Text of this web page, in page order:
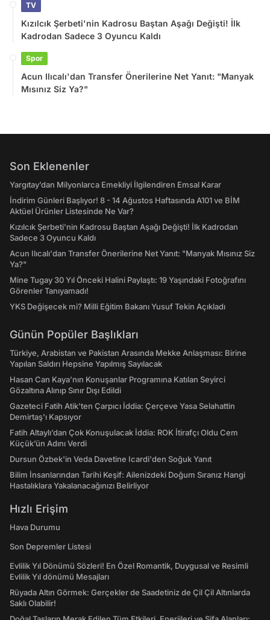
TV
Kızılcık Şerbeti'nin Kadrosu Baştan Aşağı Değişti! İlk
Kadrodan Sadece 3 Oyuncu Kaldı
Spor
Acun Ilıcalı'dan Transfer Önerilerine Net Yanıt: "Manyak
Mısınız Siz Ya?"
Son Eklenenler
Yargıtay’dan Milyonlarca Emekliyi İlgilendiren Emsal Karar
İndirim Günleri Başlıyor! 8 - 14 Ağustos Haftasında A101 ve BİM
Aktüel Ürünler Listesinde Ne Var?
Kızılcık Şerbeti'nin Kadrosu Baştan Aşağı Değişti! İlk Kadrodan
Sadece 3 Oyuncu Kaldı
Acun Ilıcalı'dan Transfer Önerilerine Net Yanıt: "Manyak Mısınız Siz
Ya?"
Mine Tugay 30 Yıl Önceki Halini Paylaştı: 19 Yaşındaki Fotoğrafını
Görenler Tanıyamadı!
YKS Değişecek mi? Milli Eğitim Bakanı Yusuf Tekin Açıkladı
Günün Popüler Başlıkları
Türkiye, Arabistan ve Pakistan Arasında Mekke Anlaşması: Birine
Yapılan Saldırı Hepsine Yapılmış Sayılacak
Hasan Can Kaya’nın Konuşanlar Programına Katılan Seyirci
Gözaltına Alınıp Sınır Dışı Edildi
Gazeteci Fatih Atik'ten Çarpıcı İddia: Çerçeve Yasa Selahattin
Demirtaş'ı Kapsıyor
Fatih Altaylı’dan Çok Konuşulacak İddia: ROK İtirafçı Oldu Cem
Küçük’ün Adını Verdi
Dursun Özbek'in Veda Davetine Icardi'den Soğuk Yanıt
Bilim İnsanlarından Tarihi Keşif: Ailenizdeki Doğum Sıranız Hangi
Hastalıklara Yakalanacağınızı Belirliyor
Hızlı Erişim
Hava Durumu
Son Depremler Listesi
Evlilik Yıl Dönümü Sözleri! En Özel Romantik, Duygusal ve Resimli
Evlilik Yıl dönümü Mesajları
Rüyada Altın Görmek: Gerçekler de Saadetiniz de Çil Çil Altınlarda
Saklı Olabilir!